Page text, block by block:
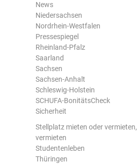
News
Niedersachsen
Nordrhein-Westfalen
Pressespiegel
Rheinland-Pfalz
Saarland
Sachsen
Sachsen-Anhalt
Schleswig-Holstein
SCHUFA-BonitätsCheck
Sicherheit
Stellplatz mieten oder
vermieten
Studentenleben
Thüringen